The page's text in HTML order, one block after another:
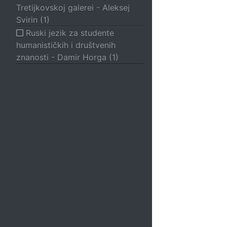
SF, FANTASY, HOROR
SF
Fantasy
Horor
ALTERNATIVA, JOGA, ZDRAVLJE
Tretijkovskoj galerei - Aleksej
Svirin (1)
Ruski jezik za studente
humanističkih i društvenih
znanosti - Damir Horga (1)